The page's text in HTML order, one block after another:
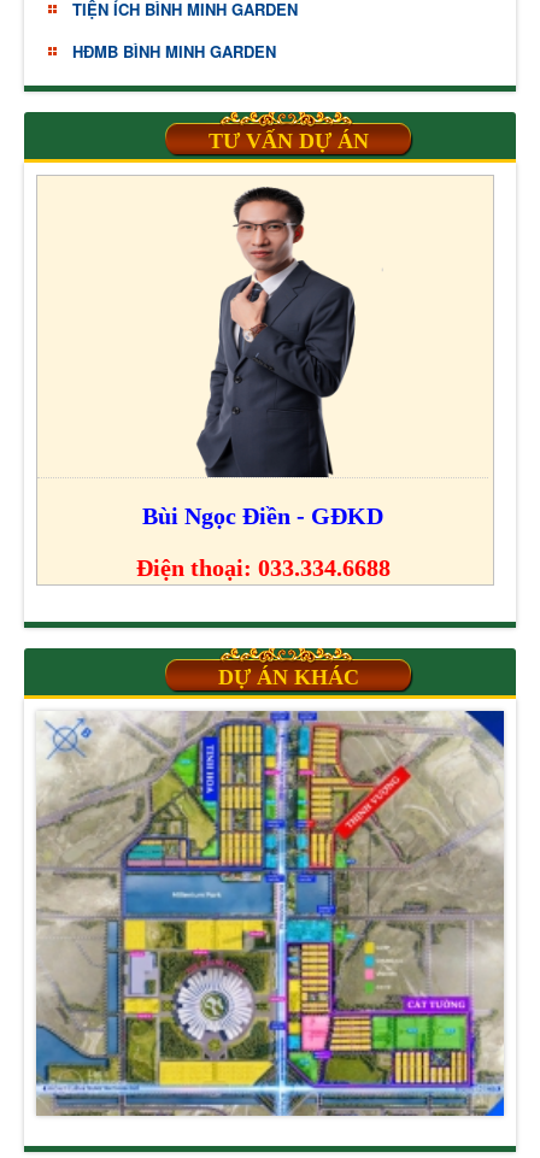
TIỆN ÍCH BÌNH MINH GARDEN
HĐMB BÌNH MINH GARDEN
TƯ VẤN DỰ ÁN
Bùi Ngọc Điền - GĐKD
Điện thoại: 033.334.6688
DỰ ÁN KHÁC